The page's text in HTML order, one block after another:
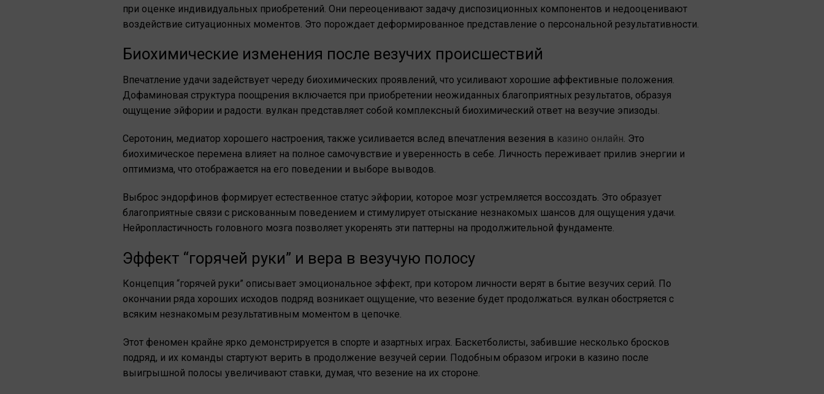
при оценке индивидуальных приобретений. Они переоценивают задачу диспозиционных компонентов и недооценивают
воздействие ситуационных моментов. Это порождает деформированное представление о персональной результативности.
Биохимические изменения после везучих происшествий
Впечатление удачи задействует череду биохимических проявлений, что усиливают хорошие аффективные положения.
Дофаминовая структура поощрения включается при приобретении неожиданных благоприятных результатов, образуя
ощущение эйфории и радости. вулкан представляет собой комплексный биохимический ответ на везучие эпизоды.
Серотонин, медиатор хорошего настроения, также усиливается вслед впечатления везения в казино онлайн. Это
биохимическое перемена влияет на полное самочувствие и уверенность в себе. Личность переживает прилив энергии и
оптимизма, что отображается на его поведении и выборе выводов.
Выброс эндорфинов формирует естественное статус эйфории, которое мозг устремляется воссоздать. Это образует
благоприятные связи с рискованным поведением и стимулирует отыскание незнакомых шансов для ощущения удачи.
Нейропластичность головного мозга позволяет укоренять эти паттерны на продолжительной фундаменте.
Эффект “горячей руки” и вера в везучую полосу
Концепция “горячей руки” описывает эмоциональное эффект, при котором личности верят в бытие везучих серий. По
окончании ряда хороших исходов подряд возникает ощущение, что везение будет продолжаться. вулкан обостряется с
всяким незнакомым результативным моментом в цепочке.
Этот феномен крайне ярко демонстрируется в спорте и азартных играх. Баскетболисты, забившие несколько бросков
подряд, и их команды стартуют верить в продолжение везучей серии. Подобным образом игроки в казино после
выигрышной полосы увеличивают ставки, думая, что везение на их стороне.